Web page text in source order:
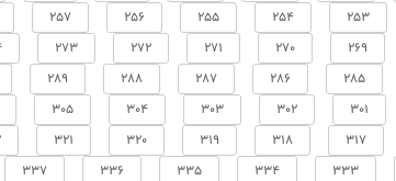
253
254
255
256
257
269
270
271
272
273
285
286
287
288
289
301
302
303
304
305
317
318
319
320
321
333
334
335
336
337